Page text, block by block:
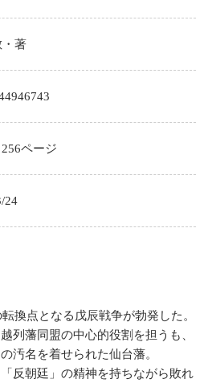
・著
256ページ
24
換点となる戊辰戦争が勃発した。
列藩同盟の中心的役割を担うも、
汚名を着せられた仙台藩。
反朝廷」の精神を持ちながら敗れ